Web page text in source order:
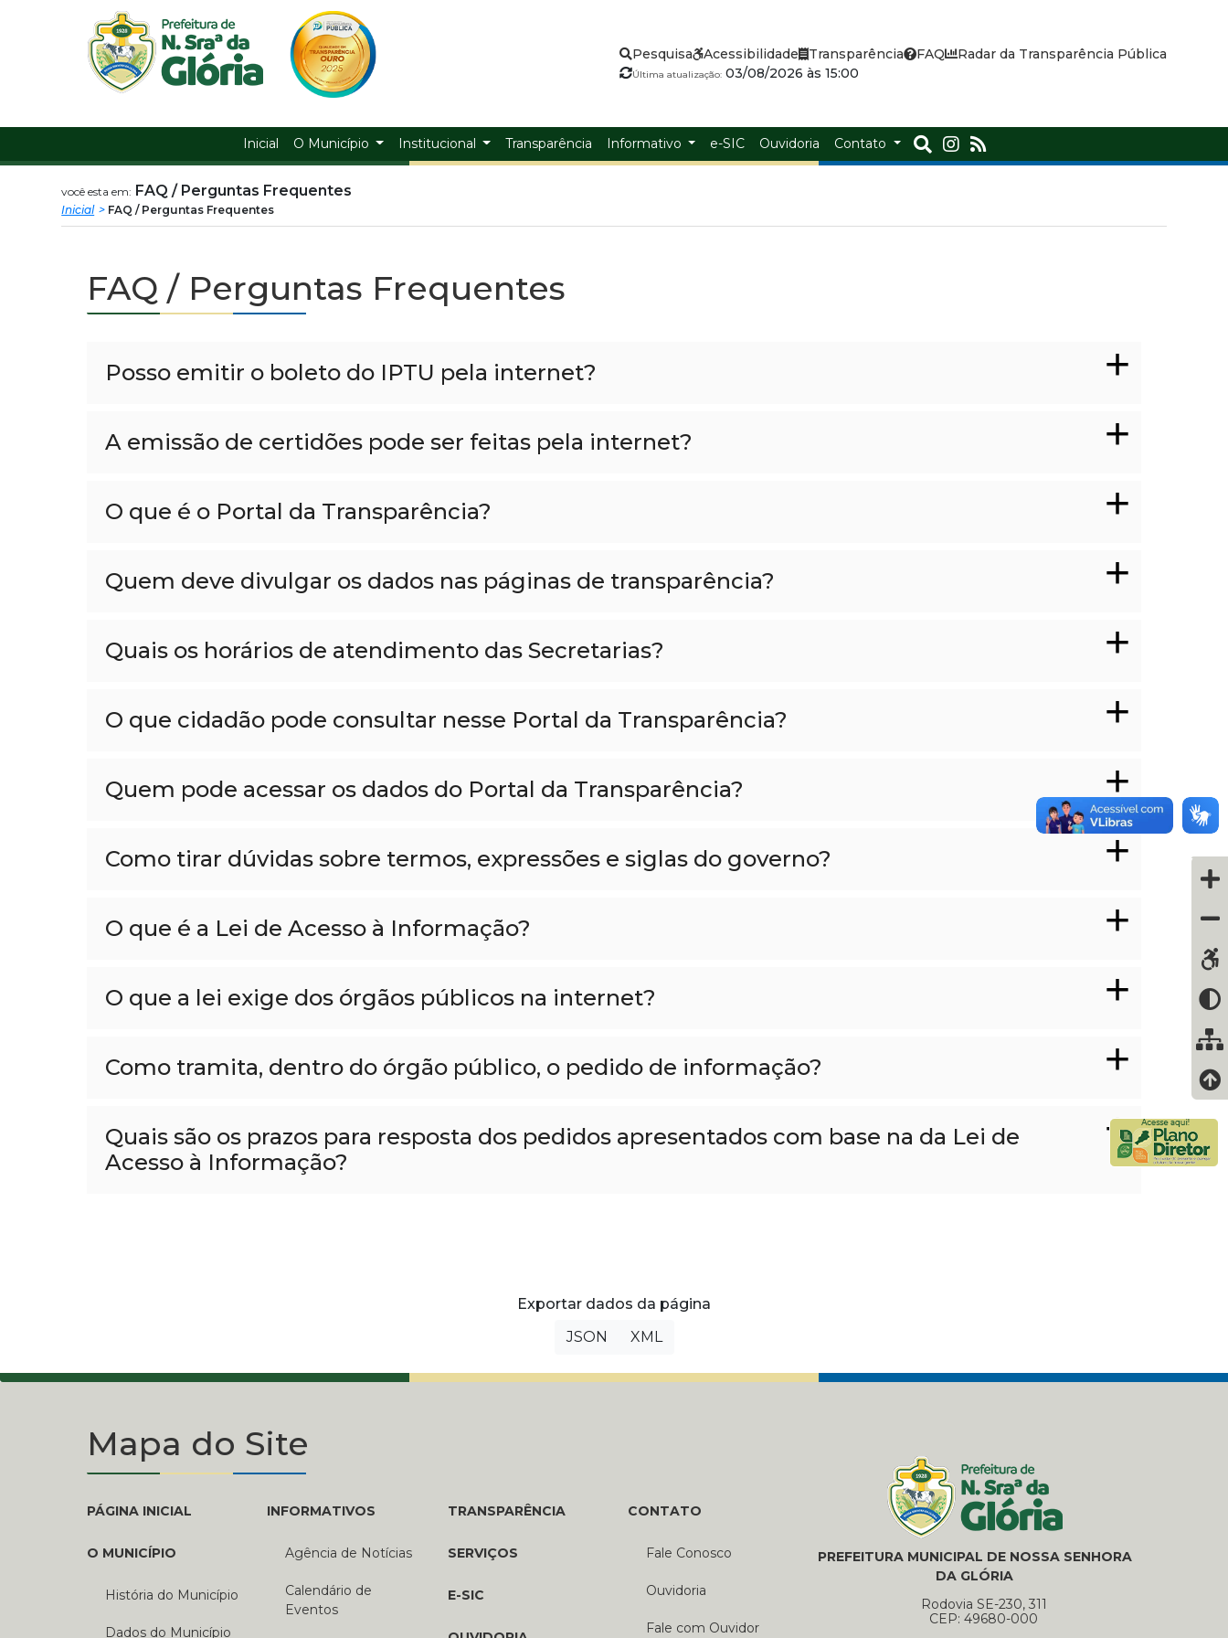
Prefeitura
Municipal
Nossa
Senhora
Glória
Pesquisa Acessibilidade Transparência FAQ Radar da Transparência Pública
Última atualização:03/08/2026 às 15:00
Inicial O Município Institucional Transparência Informativo e-SIC Ouvidoria Contato
você esta em: FAQ / Perguntas Frequentes
Inicial FAQ / Perguntas Frequentes
FAQ / Perguntas Frequentes
Posso emitir o boleto do IPTU pela internet?
A emissão de certidões pode ser feitas pela internet?
O que é o Portal da Transparência?
Quem deve divulgar os dados nas páginas de transparência?
Quais os horários de atendimento das Secretarias?
O que cidadão pode consultar nesse Portal da Transparência?
Quem pode acessar os dados do Portal da Transparência?
Como tirar dúvidas sobre termos, expressões e siglas do governo?
O que é a Lei de Acesso à Informação?
O que a lei exige dos órgãos públicos na internet?
Como tramita, dentro do órgão público, o pedido de informação?
Quais são os prazos para resposta dos pedidos apresentados com base na da Lei de
Acesso à Informação?
Exportar dados da página
JSON
XML
Mapa do Site
PÁGINA INICIAL
O MUNICÍPIO
História do Município
Dados do Município
INFORMATIVOS
Agência de Notícias
Calendário de
Eventos
TRANSPARÊNCIA
SERVIÇOS
E-SIC
CONTATO
Fale Conosco
Ouvidoria
Fale com Ouvidor
PREFEITURA MUNICIPAL DE NOSSA SENHORA
DA GLÓRIA
Rodovia SE-230, 311
CEP: 49680-000